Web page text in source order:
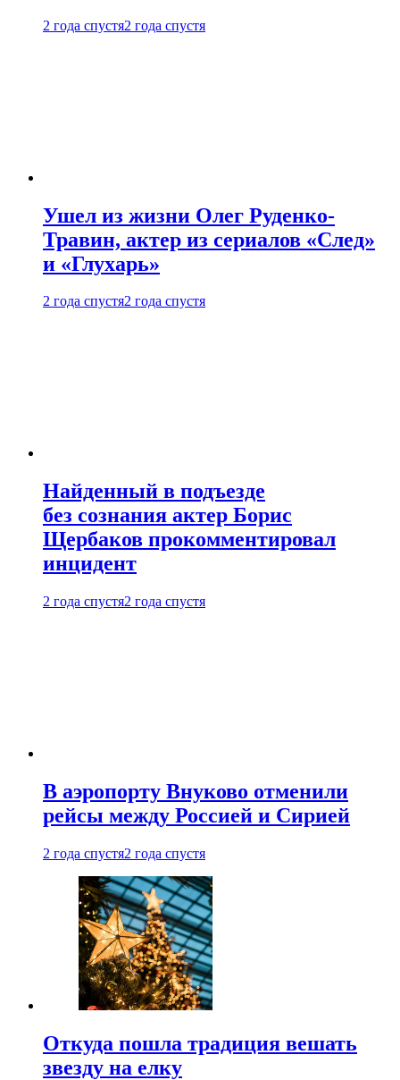
2 года спустя2 года спустя
Ушел из жизни Олег Руденко-
Травин, актер из сериалов «След»
и «Глухарь»
2 года спустя2 года спустя
Найденный в подъезде
без сознания актер Борис
Щербаков прокомментировал
инцидент
2 года спустя2 года спустя
В аэропорту Внуково отменили
рейсы между Россией и Сирией
2 года спустя2 года спустя
Откуда пошла традиция вешать
звезду на елку